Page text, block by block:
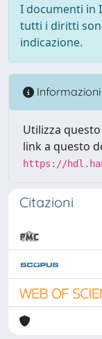
I documenti in
tutti i diritti
indicazione.
Informazioni
Utilizza
link a questo
https://
Citazioni